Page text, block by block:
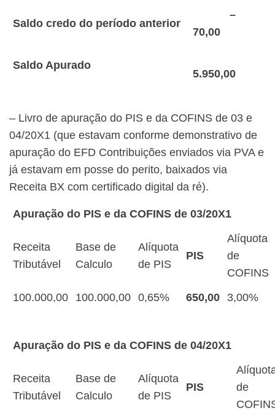
Saldo credo do período anterior
–
70,00
Saldo Apurado
5.950,00
– Livro de apuração do PIS e da COFINS de 03 e
04/20X1 (que estavam conforme demonstrativo de
apuração do EFD Contribuições enviados via PVA e
já estavam em posse do perito, baixados via
Receita BX com certificado digital da ré).
Apuração do PIS e da COFINS de 03/20X1
Receita
Tributável
Base de
Calculo
Alíquota
de PIS
PIS
Alíquota
de
COFINS
100.000,00
100.000,00 0,65% 650,00 3,00%
Apuração do PIS e da COFINS de 04/20X1
Receita
Tributável
Base de
Calculo
Alíquota
de PIS
PIS
de